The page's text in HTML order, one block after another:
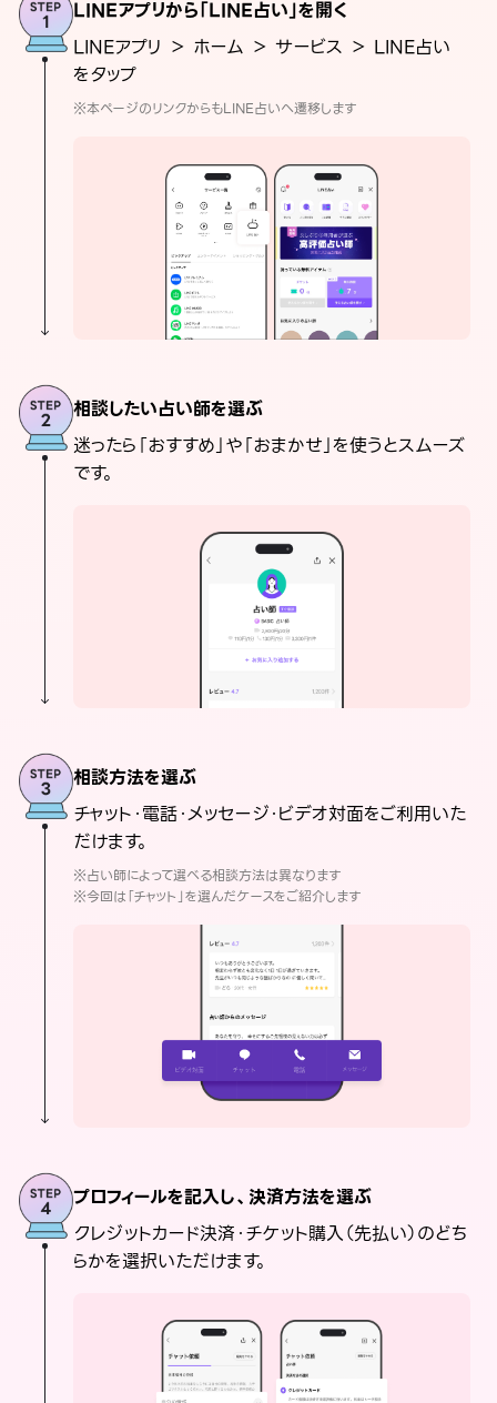
LINEアプリから「LINE占い」を開く
LINEアプリ ＞ ホーム ＞ サービス ＞ LINE占い
をタップ
※本ページのリンクからもLINE占いへ遷移します
相談したい占い師を選ぶ
迷ったら「おすすめ」や「おまかせ」を使うとスムーズ
です。
相談方法を選ぶ
チャット・電話・メッセージ・ビデオ対面をご利用いた
だけます。
※占い師によって選べる相談方法は異なります
※今回は「チャット」を選んだケースをご紹介します
プロフィールを記入し、決済方法を選ぶ
クレジットカード決済・チケット購入（先払い）のどち
らかを選択いただけます。